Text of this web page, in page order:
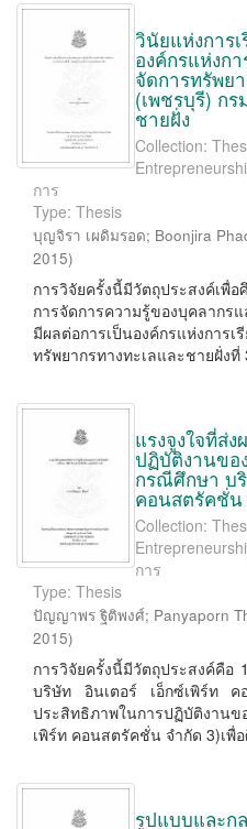
วินัยแห่งการ
องค์กรแห่งก
จัดการทรัพย
(เพชรบุรี) กร
ชายฝั่ง
Collection:
การ
Type: Thesis
บุญจิรา เผดิมรอด; Boonjira
2015)
การวิจัยครั้งนี้มีวัตถุประสงค์เพื่อ
การจัดการความรู้ของบุคลากร
มีผลต่อการเป็นองค์กรแห่งกา
ทรัพยากรทางทะเลและชายฝั่งที่
แรงจูงใจที่ส่
ปฏิบัติงานขอ
กรณีศึกษา บ
คอนสตรัคชั่น
Collection:
การ
Type: Thesis
ปัญญาพร ฐิติพงศ์; Panyaporn
2015)
การวิจัยครั้งนี้มีวัตถุประสงค์คือ
บริษัท อินเตอร์ เอ็กซ์เพิร์ท
ประสิทธิภาพในการปฏิบัติงานข
เพิร์ท คอนสตรัคชั่น จำกัด 3)เพื่
รูปแบบและก